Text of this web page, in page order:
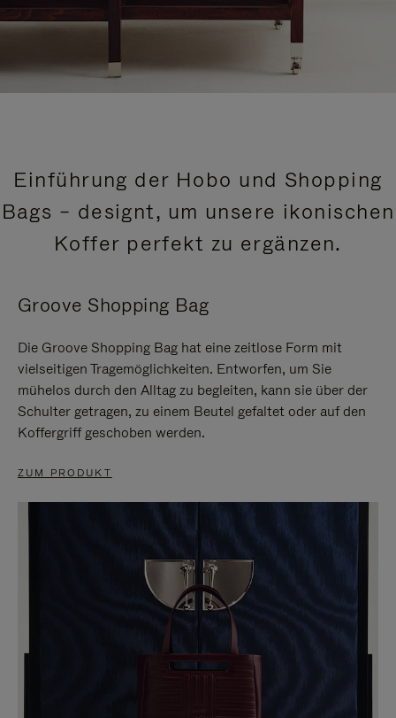
Einführung der Hobo und Shopping
Bags – designt, um unsere ikonischen
Koffer perfekt zu ergänzen.
Groove Shopping Bag
Die Groove Shopping Bag hat eine zeitlose Form mit
vielseitigen Tragemöglichkeiten. Entworfen, um Sie
mühelos durch den Alltag zu begleiten, kann sie über der
Schulter getragen, zu einem Beutel gefaltet oder auf den
Koffergriff geschoben werden.
ZUM PRODUKT